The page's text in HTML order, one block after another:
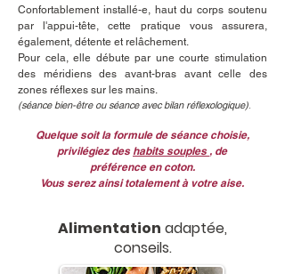
Confortablement installé-e, haut du corps soutenu
par l'appui-tête, cette pratique vous assurera,
également, détente et relâchement.
Pour cela, elle débute par une courte stimulation
des méridiens des avant-bras avant celle des
zones réflexes sur les mains.
(séance bien-être ou séance avec bilan réflexologique).​
Quelque soit la formule de séance choisie,
privilégiez des habits souples , de
préférence en coton.
Vous serez ainsi totalement à votre aise.
Alimentation adaptée,
conseils.